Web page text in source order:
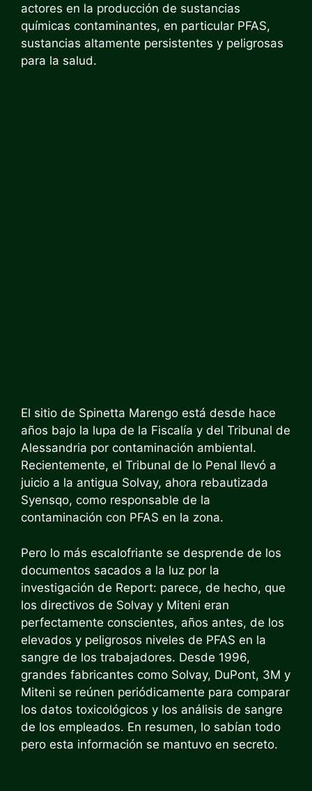
actores en la producción de sustancias
químicas contaminantes, en particular PFAS,
sustancias altamente persistentes y peligrosas
para la salud.
El sitio de Spinetta Marengo está desde hace
años bajo la lupa de la Fiscalía y del Tribunal de
Alessandria por contaminación ambiental.
Recientemente, el Tribunal de lo Penal llevó a
juicio a la antigua Solvay, ahora rebautizada
Syensqo, como responsable de la
contaminación con PFAS en la zona.
Pero lo más escalofriante se desprende de los
documentos sacados a la luz por la
investigación de Report: parece, de hecho, que
los directivos de Solvay y Miteni eran
perfectamente conscientes, años antes, de los
elevados y peligrosos niveles de PFAS en la
sangre de los trabajadores. Desde 1996,
grandes fabricantes como Solvay, DuPont, 3M y
Miteni se reúnen periódicamente para comparar
los datos toxicológicos y los análisis de sangre
de los empleados. En resumen, lo sabían todo
pero esta información se mantuvo en secreto.